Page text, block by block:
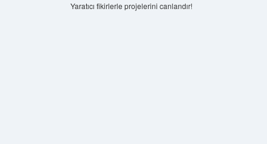
Yaratıcı fikirlerle projelerini canlandır!